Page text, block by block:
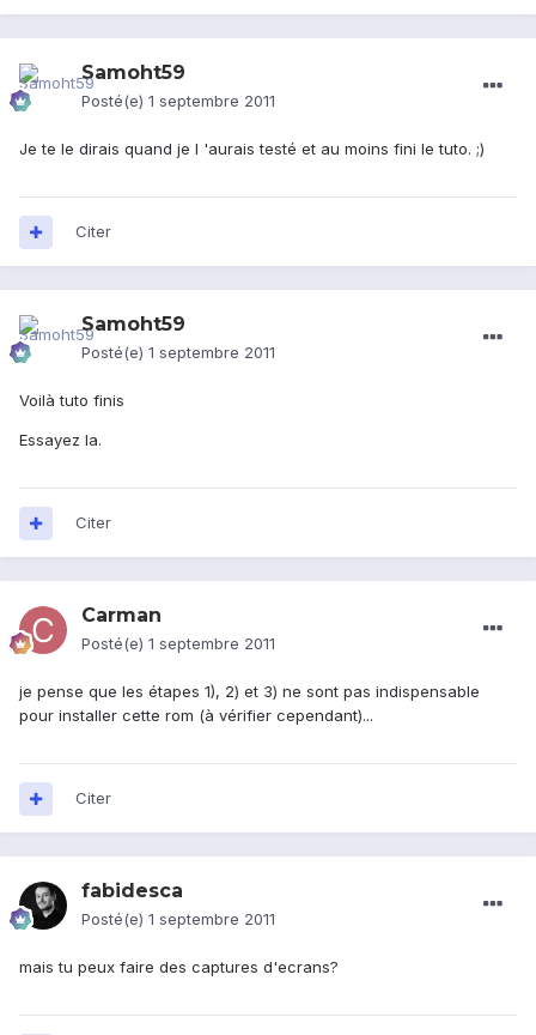
Samoht59
Posté(e) 1 septembre 2011
Je te le dirais quand je l 'aurais testé et au moins fini le tuto. ;)
Citer
Samoht59
Posté(e) 1 septembre 2011
Voilà tuto finis
Essayez la.
Citer
Carman
Posté(e) 1 septembre 2011
je pense que les étapes 1), 2) et 3) ne sont pas indispensable
pour installer cette rom (à vérifier cependant)...
Citer
fabidesca
Posté(e) 1 septembre 2011
mais tu peux faire des captures d'ecrans?